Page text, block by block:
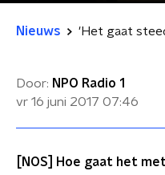
Nieuws
Door: NPO Radio 1
vr 16 juni 2017 07:46
[NOS] Hoe gaat het